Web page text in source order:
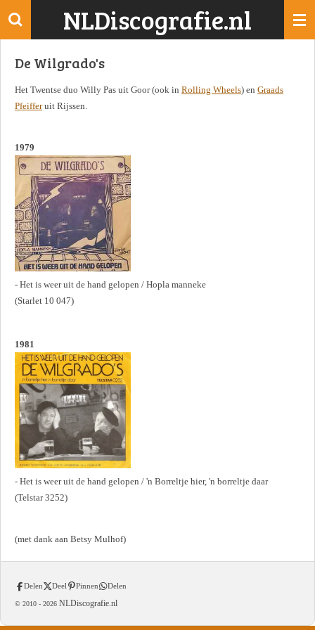
Ga
de
NLDiscografie.nl
De Wilgrado's
Het Twentse duo Willy Pas uit Goor (ook in Rolling Wheels) en Graads
Pfeifferuit Rijssen.
1979
- Het is weer uit de hand gelopen / Hopla manneke
(Starlet 10 047)
1981
- Het is weer uit de hand gelopen / 'n Borreltje hier, 'n borreltje daar
(Telstar 3252)
(met dank aan Betsy Mulhof)
Delen Deel Pinnen Delen
© 2010 - 2026 NLDiscografie.nl